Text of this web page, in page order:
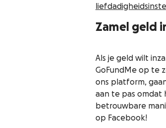
Zamel geld
Als je geld wilt
GoFundMe op te
ons platform,
aan te pas omdat
betrouwbare
op Facebook!